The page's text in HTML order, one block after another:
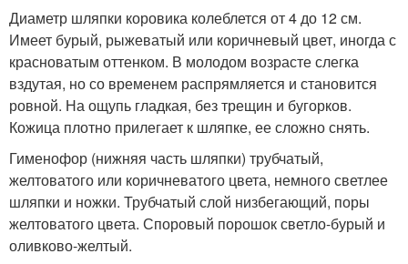
Диаметр шляпки коровика колеблется от 4 до 12 см.
Имеет бурый, рыжеватый или коричневый цвет, иногда с
красноватым оттенком. В молодом возрасте слегка
вздутая, но со временем распрямляется и становится
ровной. На ощупь гладкая, без трещин и бугорков.
Кожица плотно прилегает к шляпке, ее сложно снять.
Гименофор (нижняя часть шляпки) трубчатый,
желтоватого или коричневатого цвета, немного светлее
шляпки и ножки. Трубчатый слой низбегающий, поры
желтоватого цвета. Споровый порошок светло-бурый и
оливково-желтый.